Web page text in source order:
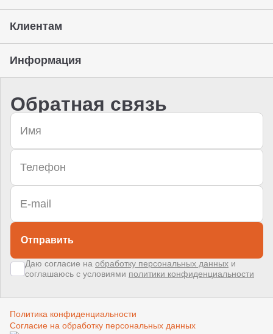
Клиентам
Информация
Политика конфиденциальности
Согласие на обработку персональных данных
Обратная связь
Отправить
Даю согласие на обработку персональных данных и
соглашаюсь с условиями политики конфиденциальности